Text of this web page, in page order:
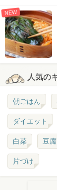
NEW
人気の
朝ごはん
ダイエット
白菜 豆腐
片づけ